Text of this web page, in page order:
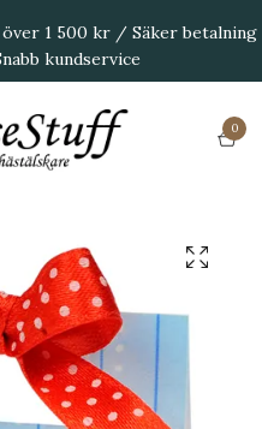
1 500 kr / Säker betalning
kundservice
0